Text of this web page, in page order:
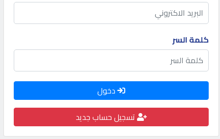
كيو
مزاد
كيو
نمبر
كارز
كلمة السر
دخول
تسجيل حساب جديد